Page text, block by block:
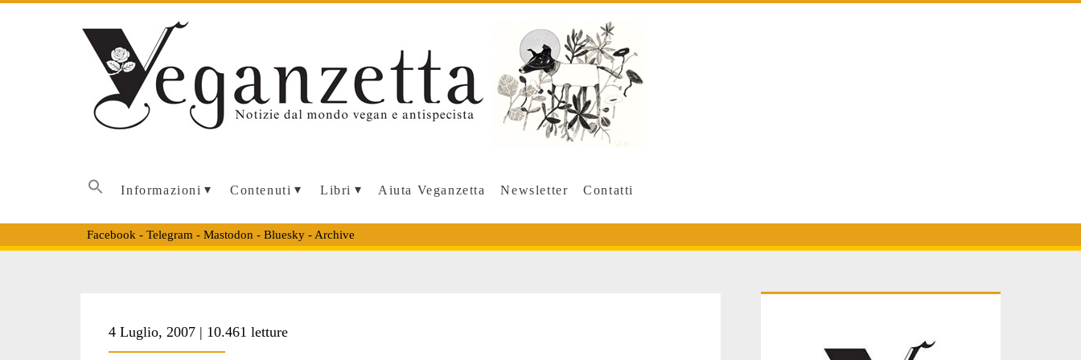
Informazioni Contenuti Libri Aiuta Veganzetta Newsletter Contatti
Facebook - Telegram - Mastodon - Bluesky- Archive
4 Luglio, 2007 | 10.461 letture